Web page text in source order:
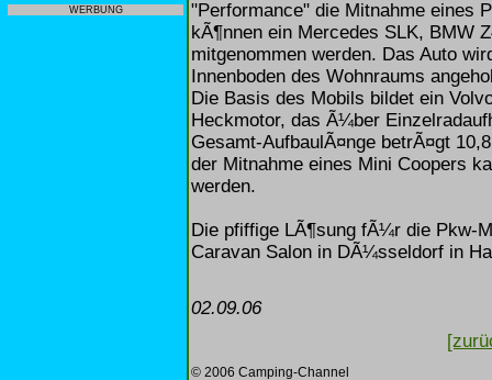
WERBUNG
"Performance" die Mitnahme eines
kÃ¶nnen ein Mercedes SLK, BMW
mitgenommen werden. Das Auto
Innenboden des Wohnraums
Die Basis des Mobils bildet ein
Heckmotor, das Ã¼ber
Gesamt-AufbaulÃ¤nge betrÃ¤gt
der Mitnahme eines Mini Coopers
werden.
Die pfiffige LÃ¶sung fÃ¼r die Pkw-
Caravan Salon in DÃ¼sseldorf in
02.09.06
© 2006 Camping-Channel